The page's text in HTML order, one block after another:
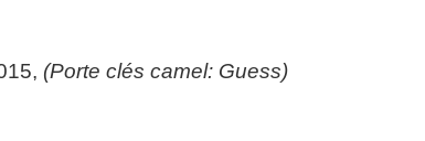
(Porte clés camel: Guess)